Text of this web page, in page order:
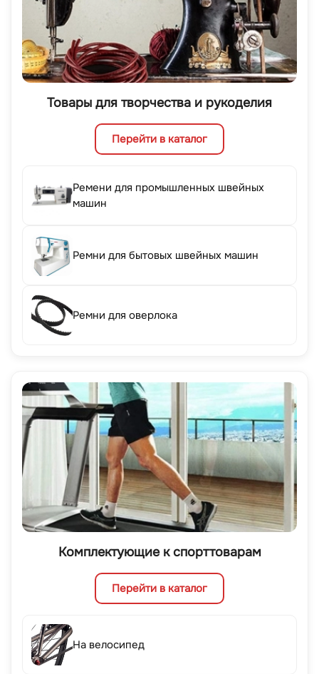
Товары для творчества и рукоделия
Перейти в каталог
Ремени для промышленных швейных
машин
Ремни для бытовых швейных машин
Ремни для оверлока
Комплектующие к спорттоварам
Перейти в каталог
На велосипед